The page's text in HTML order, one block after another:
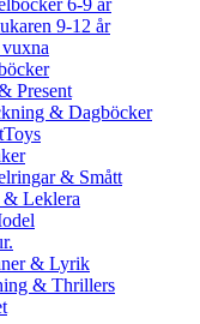
6-9 år
9-12 år
Present
& Dagböcker
& Smått
& Leklera
& Lyrik
& Thrillers